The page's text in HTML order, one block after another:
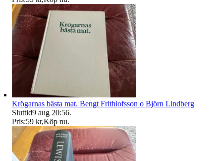
Krögarnas bästa mat. Bengt Frithiofsson o Björn Lindberg
Sluttid9 aug 20:56.
Pris:59 kr,Köp nu.